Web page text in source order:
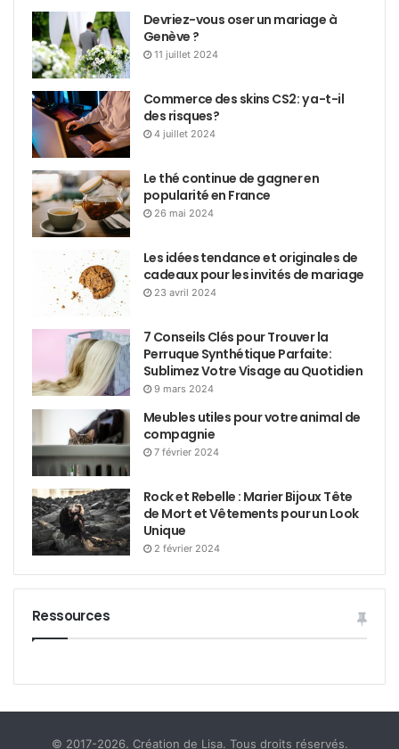
Devriez-vous oser un mariage à
Genève ?
11 juillet 2024
Commerce des skins CS2: y a-t-il
des risques?
4 juillet 2024
Le thé continue de gagner en
popularité en France
26 mai 2024
Les idées tendance et originales de
cadeaux pour les invités de mariage
23 avril 2024
7 Conseils Clés pour Trouver la
Perruque Synthétique Parfaite:
Sublimez Votre Visage au Quotidien
9 mars 2024
Meubles utiles pour votre animal de
compagnie
7 février 2024
Rock et Rebelle : Marier Bijoux Tête
de Mort et Vêtements pour un Look
Unique
2 février 2024
Ressources
© 2017-2026. Création de Lisa. Tous droits réservés.